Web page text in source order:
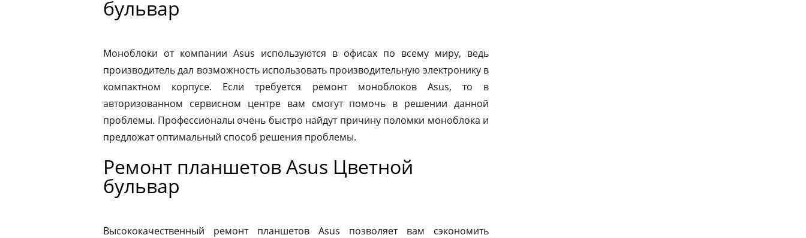
бульвар
Моноблоки от компании Asus используются в офисах по всему миру, ведь
производитель дал возможность использовать производительную электронику в
компактном корпусе. Если требуется ремонт моноблоков Asus, то в
авторизованном сервисном центре вам смогут помочь в решении данной
проблемы. Профессионалы очень быстро найдут причину поломки моноблока и
предложат оптимальный способ решения проблемы.
Ремонт планшетов Asus Цветной
бульвар
Высококачественный ремонт планшетов Asus позволяет вам сэкономить